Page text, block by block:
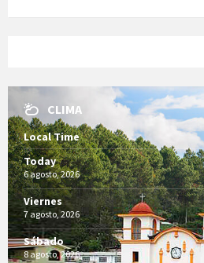
CLIMA
Local Time
Today
6 agosto, 2026
Viernes
7 agosto, 2026
Sábado
8 agosto, 2026